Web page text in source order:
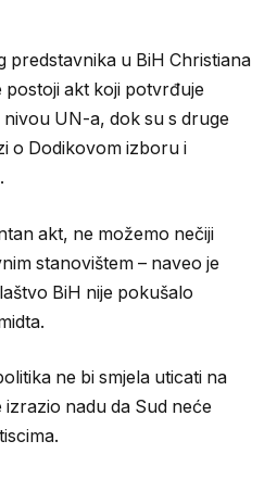
predstavnika u BiH Christiana
postoji akt koji potvrđuje
UN-a, dok su s druge
o Dodikovom izboru i
akt, ne možemo nečiji
stanovištem – naveo je
BiH nije pokušalo
ne bi smjela uticati na
nadu da Sud neće